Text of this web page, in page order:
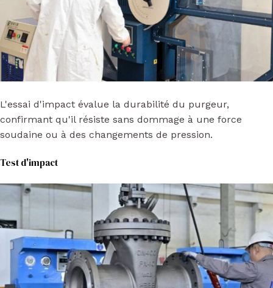
L'essai d'impact évalue la durabilité du purgeur,
confirmant qu'il résiste sans dommage à une force
soudaine ou à des changements de pression.
Test d'impact